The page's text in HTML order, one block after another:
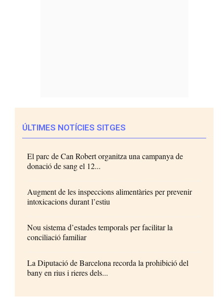
ÚLTIMES NOTÍCIES SITGES
El parc de Can Robert organitza una campanya de
donació de sang el 12...
Augment de les inspeccions alimentàries per prevenir
intoxicacions durant l’estiu
Nou sistema d’estades temporals per facilitar la
conciliació familiar
La Diputació de Barcelona recorda la prohibició del
bany en rius i rieres dels...